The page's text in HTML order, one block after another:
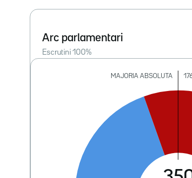
Arc parlamentari
Escrutini 100%